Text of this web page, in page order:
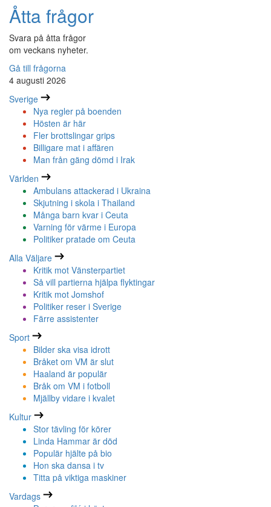
Åtta frågor
Svara på åtta frågor
om veckans nyheter.
Gå till frågorna
4 augusti 2026
Sverige
Nya regler på boenden
Hösten är här
Fler brottslingar grips
Billigare mat i affären
Man från gäng dömd i Irak
Världen
Ambulans attackerad i Ukraina
Skjutning i skola i Thailand
Många barn kvar i Ceuta
Varning för värme i Europa
Politiker pratade om Ceuta
Alla Väljare
Kritik mot Vänsterpartiet
Så vill partierna hjälpa flyktingar
Kritik mot Jomshof
Politiker reser i Sverige
Färre assistenter
Sport
Bilder ska visa idrott
Bråket om VM är slut
Haaland är populär
Bråk om VM i fotboll
Mjällby vidare i kvalet
Kultur
Stor tävling för körer
Linda Hammar är död
Populär hjälte på bio
Hon ska dansa i tv
Titta på viktiga maskiner
Vardags